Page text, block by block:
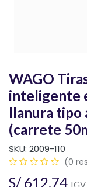
WAGO
inteligente
llanura tipo
(carrete
SKU: 2009-110
(0
S/ 612.74